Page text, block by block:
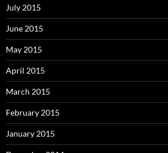
July 2015
June 2015
May 2015
April 2015
March 2015
February 2015
January 2015